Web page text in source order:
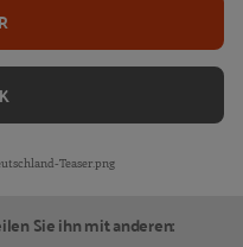
Teaser.png
Sie ihn mit anderen: